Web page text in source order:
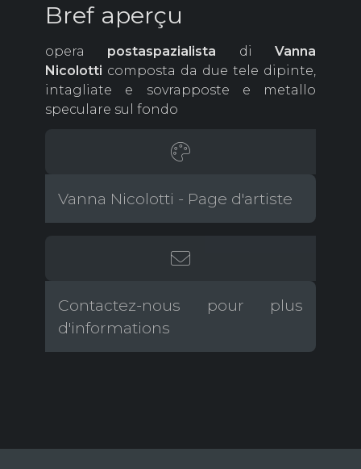
Bref aperçu
opera postaspazialista diVanna
Nicolotti composta da due tele dipinte,
intagliate e sovrapposte e metallo
speculare sul fondo
Vanna Nicolotti - Page d'artiste
Contactez-nous pour plus
d'informations